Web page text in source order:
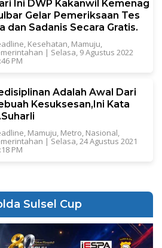
Ini DWP Kakanwil Kemenag
Gelar Pemeriksaan Tes
dan Sadanis Secara Gratis.
, Kesehatan, Mamuju,
| Selasa, 9 Agustus 2022
PM
Adalah Awal Dari
Kesuksesan,Ini Kata
, Mamuju, Metro, Nasional,
|Selasa, 24 Agustus 2021
PM
Sulsel Cup